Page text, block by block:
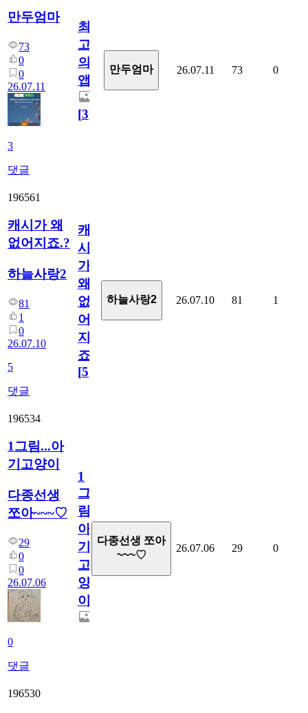
만두엄마
73
0
0
26.07.11
3
댓글
최
고
의
앱.
[3]
만두엄마 26.07.11 73 0
196561
캐시가 왜
없어지죠.?
하늘사랑2
81
1
0
26.07.10
5
댓글
캐
시
가
왜
없
어
지
죠.?
[5]
하늘사랑2 26.07.10 81 1
196534
1그림...아
기고양이
다종선생
쪼아~~~♡
29
0
0
26.07.06
0
댓글
1
그
림...
아
기
고
양
이
다종선생 쪼아
~~~♡
26.07.06 29 0
196530